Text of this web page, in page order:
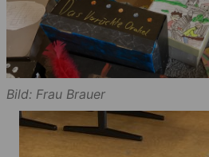
Bild: Frau Brauer